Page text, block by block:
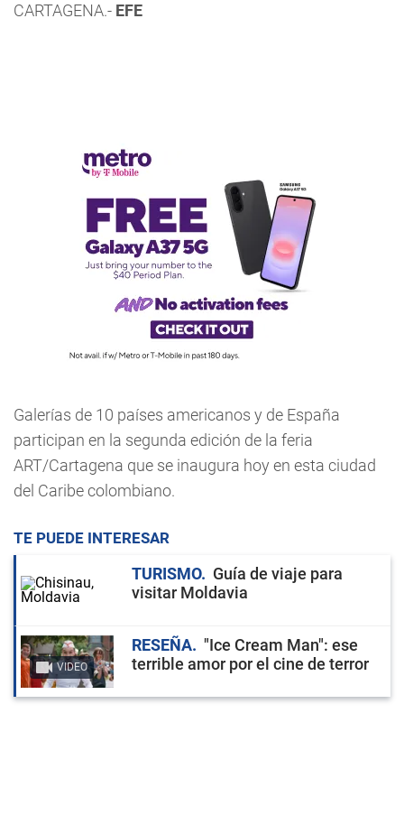
CARTAGENA.- EFE
Galerías de 10 países americanos y de España
participan en la segunda edición de la feria
ART/Cartagena que se inaugura hoy en esta ciudad
del Caribe colombiano.
TE PUEDE INTERESAR
TURISMO
Guía de viaje para
visitar Moldavia
VIDEO
RESEÑA
"Ice Cream Man": ese
terrible amor por el cine de terror